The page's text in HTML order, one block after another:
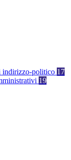
indirizzo-politico 17
19